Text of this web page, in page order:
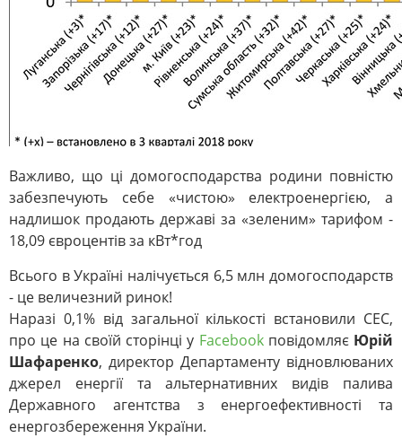
Важливо, що ці домогосподарства родини повністю
забезпечують себе «чистою» електроенергією, а
надлишок продають державі за «зеленим» тарифом -
18,09 євроцентів за кВт*год
Всього в Україні налічується 6,5 млн домогосподарств
- це величезний ринок!
Наразі 0,1% від загальної кількості встановили СЕС,
про це на своїй сторінці у Facebookповідомляє Юрій
Шафаренко, директор Департаменту відновлюваних
джерел енергії та альтернативних видів палива
Державного агентства з енергоефективності та
енергозбереження України.